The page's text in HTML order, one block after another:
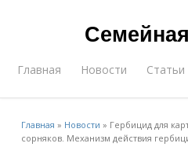
Главная Новости Статьи
Главная » Новости » Гербицид для
сорняков. Механизм действия